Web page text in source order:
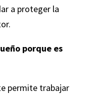
a proteger la
porque es
permite trabajar